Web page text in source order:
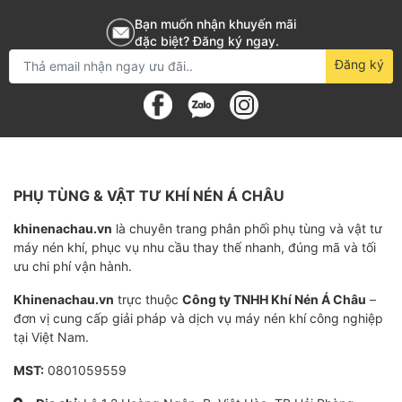
nén đáng kể, đáp ứng nhu cầu sản xuất liên tục,
không bị gián đoạn.
Duy trì áp suất khí nén ổn định, hạn chế biến
động áp suất, đảm bảo hoạt động hiệu quả và
an toàn cho hệ thống.
kéo dài tuổi thọ và tiết kiệm năng lượng tiêu thụ.
Nguồn cung khí nén ổn định giúp các thiết bị
hoạt động trơn tru, tối ưu hóa hiệu suất làm
việc.
Giảm thiểu chi phí vận hành, bảo trì, sửa chữa
máy móc.
Bạn muốn nhận khuyến mãi
đặc biệt? Đăng ký ngay.
Đăng ký
PHỤ TÙNG & VẬT TƯ KHÍ NÉN Á CHÂU
khinenachau.vn là chuyên trang phân phối phụ tùng và vật tư
máy nén khí, phục vụ nhu cầu thay thế nhanh, đúng mã và tối
ưu chi phí vận hành.
Khinenachau.vn trực thuộc Công ty TNHH Khí Nén Á Châu –
đơn vị cung cấp giải pháp và dịch vụ máy nén khí công nghiệp
tại Việt Nam.
MST: 0801059559